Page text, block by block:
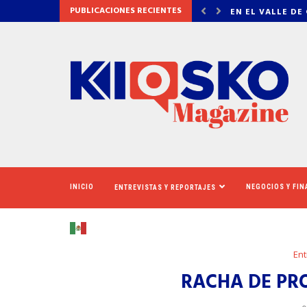
PUBLICACIONES RECIENTES
COACHELLA, LÍDERES CAMPESINAS OFRECE... PESE A LA
INICIO ENTREVISTAS Y REPORTAJES NEGOCIOS Y
RACHA DE